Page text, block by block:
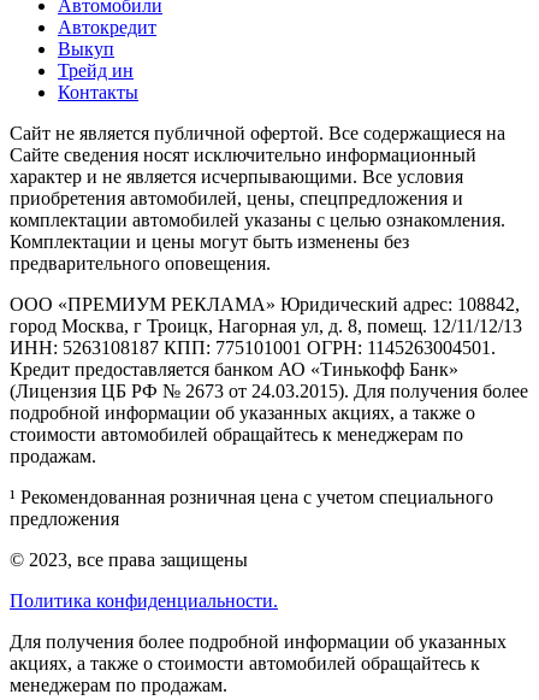
Автомобили
Автокредит
Выкуп
Трейд ин
Контакты
Cайт не является публичной офертой. Все содержащиеся на
Сайте сведения носят исключительно информационный
характер и не является исчерпывающими. Все условия
приобретения автомобилей, цены, спецпредложения и
комплектации автомобилей указаны с целью ознакомления.
Комплектации и цены могут быть изменены без
предварительного оповещения.
ООО «ПРЕМИУМ РЕКЛАМА» Юридический адрес: 108842,
город Москва, г Троицк, Нагорная ул, д. 8, помещ. 12/11/12/13
ИНН: 5263108187 КПП: 775101001 ОГРН: 1145263004501.
Кредит предоставляется банком АО «Тинькофф Банк»
(Лицензия ЦБ РФ № 2673 от 24.03.2015). Для получения более
подробной информации об указанных акциях, а также о
стоимости автомобилей обращайтесь к менеджерам по
продажам.
¹ Рекомендованная розничная цена с учетом специального
предложения
© 2023, все права защищены
Политика конфиденциальности.
Для получения более подробной информации об указанных
акциях, а также о стоимости автомобилей обращайтесь к
менеджерам по продажам.